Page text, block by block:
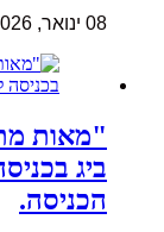
08 ינואר, 2026
"מאות
ביג
הכניסה.